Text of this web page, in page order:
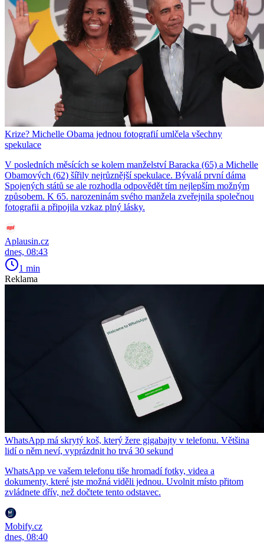
Krize? Michelle Obama jednou fotografií umlčela všechny
spekulace
V posledních měsících se kolem manželství Baracka (65) a Michelle
Obamových (62) šířily nejrůznější spekulace. Bývalá první dáma
Spojených států se ale rozhodla odpovědět tím nejlepším možným
způsobem. K 65. narozeninám svého manžela zveřejnila společnou
fotografii a připojila vzkaz plný lásky.
Aplausin.cz
dnes, 08:43
1 min
Reklama
WhatsApp má skrytý koš, který žere gigabajty v telefonu. Většina
lidí o něm neví, vyprázdnit ho trvá 30 sekund
WhatsApp ve vašem telefonu tiše hromadí fotky, videa a
dokumenty, které jste možná viděli jednou. Uvolnit místo přitom
zvládnete dřív, než dočtete tento odstavec.
Mobify.cz
dnes, 08:40